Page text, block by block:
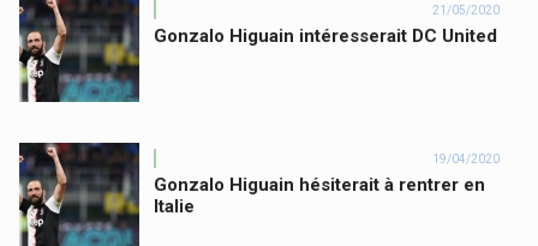
21/05/2020
Gonzalo Higuain intéresserait DC United
19/04/2020
Gonzalo Higuain hésiterait à rentrer en
Italie